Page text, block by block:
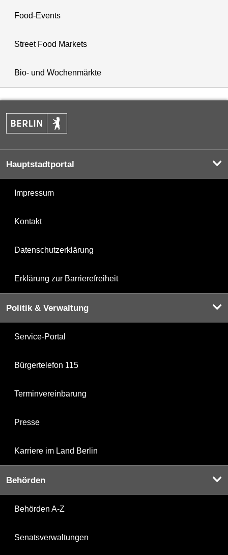
Food-Events
Street Food Markets
Bio- und Wochenmärkte
Hauptstadtportal
Impressum
Kontakt
Datenschutzerklärung
Erklärung zur Barrierefreiheit
Politik & Verwaltung
Service-Portal
Bürgertelefon 115
Terminvereinbarung
Presse
Karriere im Land Berlin
Behörden
Behörden A-Z
Senatsverwaltungen